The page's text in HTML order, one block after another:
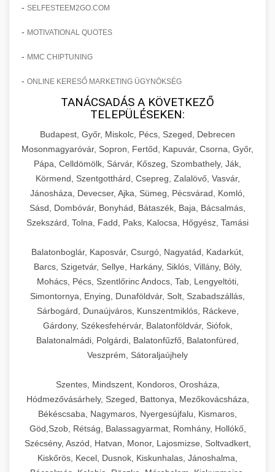
- SELFESTEEM2GO.COM
- MOTIVATIONAL QUOTES
- MMC CHIPTUNING
- ONLINE KERESŐ MARKETING ÜGYNÖKSÉG
TANÁCSADÁS A KÖVETKEZŐ
TELEPÜLÉSEKEN:
Budapest, Győr, Miskolc, Pécs, Szeged, Debrecen
Mosonmagyaróvár, Sopron, Fertőd, Kapuvár, Csorna, Győr,
Pápa, Celldömölk, Sárvár, Kőszeg, Szombathely, Ják,
Körmend, Szentgotthárd, Csepreg, Zalalövő, Vasvár,
Jánosháza, Devecser, Ajka, Sümeg, Pécsvárad, Komló,
Sásd, Dombóvár, Bonyhád, Bátaszék, Baja, Bácsalmás,
Szekszárd, Tolna, Fadd, Paks, Kalocsa, Hőgyész, Tamási
Balatonboglár, Kaposvár, Csurgó, Nagyatád, Kadarkút,
Barcs, Szigetvár, Sellye, Harkány, Siklós, Villány, Bóly,
Mohács, Pécs, Szentlőrinc Andocs, Tab, Lengyeltóti,
Simontornya, Enying, Dunaföldvár, Solt, Szabadszállás,
Sárbogárd, Dunaújváros, Kunszentmiklós, Ráckeve,
Gárdony, Székesfehérvár, Balatonföldvár, Siófok,
Balatonalmádi, Polgárdi, Balatonfűzfő, Balatonfüred,
Veszprém, Sátoraljaújhely
Szentes, Mindszent, Kondoros, Orosháza,
Hódmezővásárhely, Szeged, Battonya, Mezőkovácsháza,
Békéscsaba, Nagymaros, Nyergesújfalu, Kismaros,
Göd,Szob, Rétság, Balassagyarmat, Romhány, Hollókő,
Szécsény, Aszód, Hatvan, Monor, Lajosmizse, Soltvadkert,
Kiskőrös, Kecel, Dusnok, Kiskunhalas, Jánoshalma,